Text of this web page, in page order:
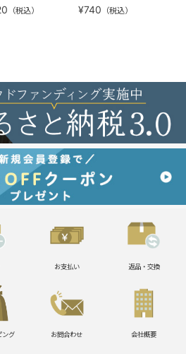
（税込） ¥740 （税込）
お支払い 返品・交換
ング お問合わせ 会社概要